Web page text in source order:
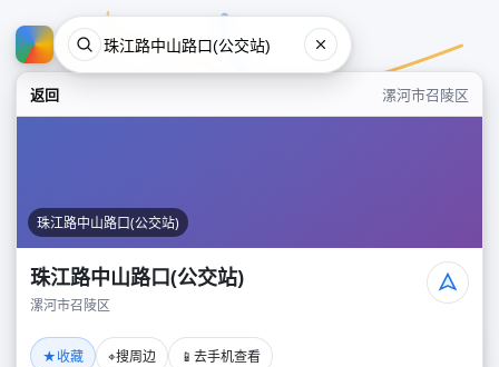
返回 漯河市召陵区
珠江路中山路口(公交站)
珠江路中山路口(公交站)
漯河市召陵区
★收藏 ⌖搜周边 📱 去手机查看